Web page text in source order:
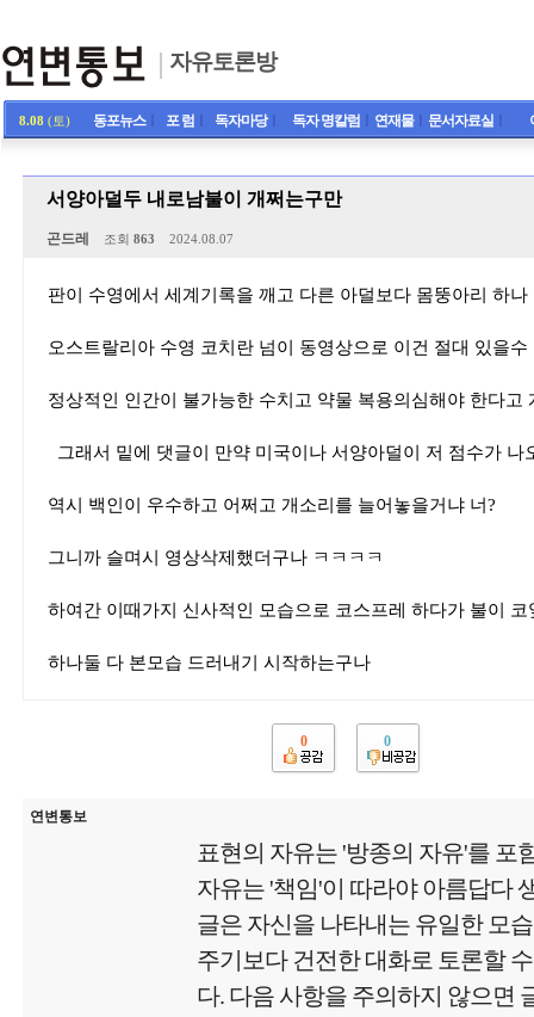
자유토론방
8.08 (토) 동포뉴스ㅣ 포 럼 독자마당ㅣ 독자 명칼럼 연재물ㅣ 문서자료실
서양아덜두 내로남불이 개쩌는구만
곤드레 조회 863 2024.08.07
판이 수영에서 세계기록을 깨고 다른 아덜보다 몸뚱아리 하나
오스트랄리아 수영 코치란 넘이 동영상으로 이건 절대 있을수
정상적인 인간이 불가능한 수치고 약물 복용의심해야 한다고
그래서 밑에 댓글이 만약 미국이나 서양아덜이 저 점수가 나
역시 백인이 우수하고 어쩌고 개소리를 늘어놓을거냐 너?
그니까 슬며시 영상삭제했더구나 ㅋㅋㅋㅋ
하여간 이때가지 신사적인 모습으로 코스프레 하다가 불이
하나둘 다 본모습 드러내기 시작하는구나
0 0
연변통보
표현의 자유는 '방종의 자유'를 포
자유는 '책임'이 따라야 아름답다
글은 자신을 나타내는 유일한 모
주기보다 건전한 대화로 토론할
다. 다음 사항을 주의하지 않으면